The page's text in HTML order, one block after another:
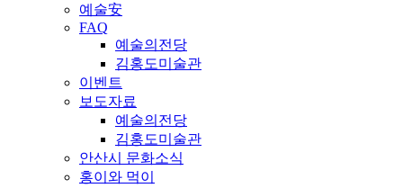
예술安
FAQ
예술의전당
김홍도미술관
이벤트
보도자료
예술의전당
김홍도미술관
안산시 문화소식
홍이와 먹이